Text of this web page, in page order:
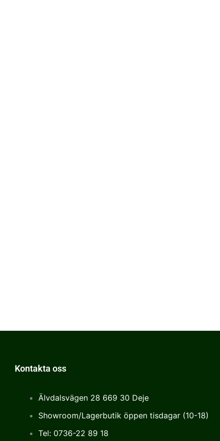
Kontakta oss
Älvdalsvägen 28 669 30 Deje
Showroom/Lagerbutik öppen tisdagar (10-18)
Tel: 0736-22 89 18